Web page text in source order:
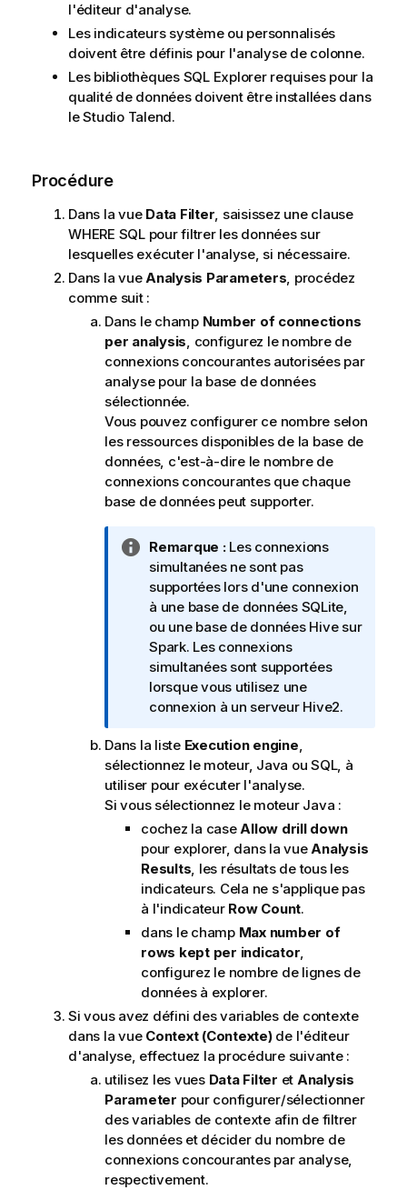
l'éditeur d'analyse.
Les indicateurs système ou personnalisés
doivent être définis pour l'analyse de colonne.
Les bibliothèques SQL Explorer requises pour la
qualité de données doivent être installées dans
leStudio Talend.
Procédure
Dans la vue Data Filter, saisissez une clause
WHERE SQL pour filtrer les données sur
lesquelles exécuter l'analyse, si nécessaire.
Dans la vueAnalysis Parameters, procédez
comme suit :
Dans le champ Number of connections
per analysis, configurez le nombre de
connexions concourantes autorisées par
analyse pour la base de données
sélectionnée.
Vous pouvez configurer ce nombre selon
les ressources disponibles de la base de
données, c'est-à-dire le nombre de
connexions concourantes que chaque
base de données peut supporter.
N
o
t
e
I
n
f
o
r
a
t
i
o
n
s
Remarque :Les connexions
simultanées ne sont pas
supportées lors d'une connexion
à une base de données SQLite,
ou une base de données Hive sur
Spark. Les connexions
simultanées sont supportées
lorsque vous utilisez une
connexion à un serveur Hive2.
Dans la liste Execution engine,
sélectionnez le moteur, Java ou SQL, à
utiliser pour exécuter l'analyse.
Si vous sélectionnez le moteur Java :
cochez la caseAllow drill down
pour explorer, dans la vueAnalysis
Results, les résultats de tous les
indicateurs. Cela ne s'applique pas
à l'indicateur Row Count.
dans le champ Max number of
rows kept per indicator,
configurez le nombre de lignes de
données à explorer.
Si vous avez défini des variables de contexte
dans la vue Context (Contexte)de l'éditeur
d'analyse, effectuez la procédure suivante :
utilisez les vues Data Filter et Analysis
Parameter pour configurer/sélectionner
des variables de contexte afin de filtrer
les données et décider du nombre de
connexions concourantes par analyse,
respectivement.